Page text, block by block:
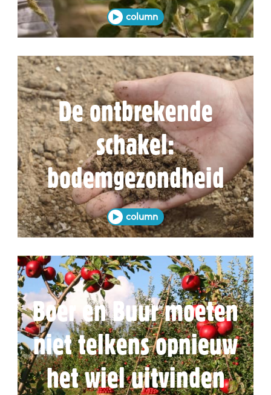
column
De ontbrekende
schakel:
bodemgezondheid
column
Boer en Buur moeten
niet telkens opnieuw
het wiel uitvinden